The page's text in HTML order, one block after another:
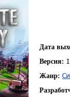
Дата
Версия:
Жанр: